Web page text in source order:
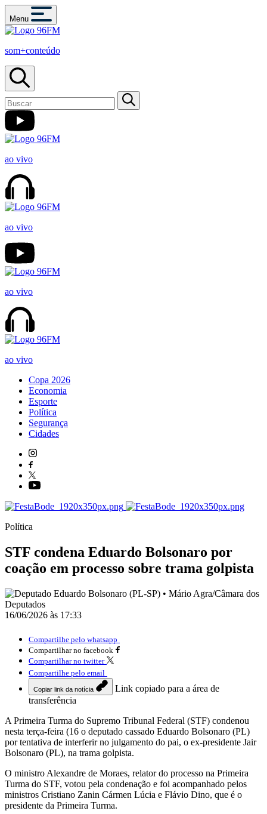
Menu
som+conteúdo
ao vivo
ao vivo
ao vivo
ao vivo
Copa 2026
Economia
Esporte
Política
Segurança
Cidades
Política
STF condena Eduardo Bolsonaro por
coação em processo sobre trama golpista
16/06/2026 às 17:33
Compartilhe pelo whatsapp
Compartilhar no facebook
Compartilhar no twitter
Compartilhe pelo email
Copiar link da notícia
Link copiado para a área de
transferência
A Primeira Turma do Supremo Tribunal Federal (STF) condenou
nesta terça-feira (16 o deputado cassado Eduardo Bolsonaro (PL)
por tentativa de interferir no julgamento do pai, o ex-presidente Jair
Bolsonaro (PL), na trama golpista.
O ministro Alexandre de Moraes, relator do processo na Primeira
Turma do STF, votou pela condenação e foi acompanhado pelos
ministros Cristiano Zanin Cármen Lúcia e Flávio Dino, que é o
presidente da Primeira Turma.